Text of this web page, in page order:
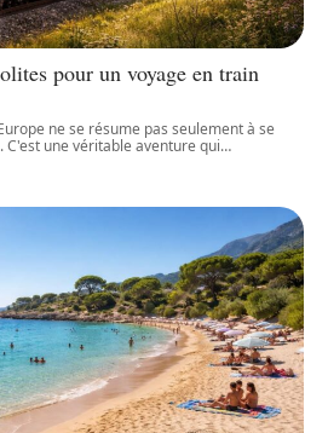
pour un voyage en train
ne se résume pas seulement à se
une véritable aventure qui…